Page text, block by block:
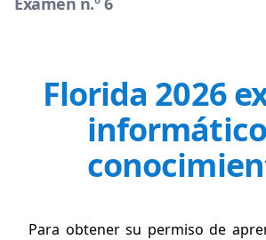
Florida 2026
Para obtener su permiso de